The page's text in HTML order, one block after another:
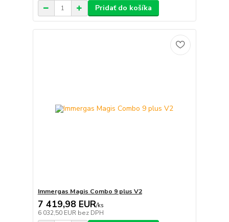
Pridať do košíka
Immergas Magis Combo 9 plus V2
7 419,98 EUR/ks
6 032,50 EUR bez DPH